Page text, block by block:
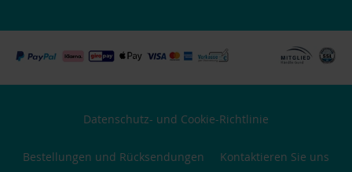
Datenschutz- und Cookie-Richtlinie
Bestellungen und Rücksendungen Kontaktieren Sie uns